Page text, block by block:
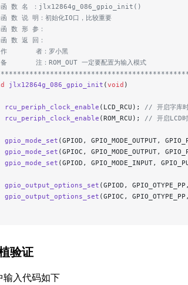
数 名 ：jlx12864g_086_gpio_init()
数 说 明：初始化IO口，比较重要
数 形 参：
数 返 回：
者：罗小黑
注：ROM_OUT 一定要配置为输入模式
jlx12864g_086_gpio_init (void )
rcu_periph_clock_enable
(LCD_RCU);
// 开启字库
rcu_periph_clock_enable
(ROM_RCU); // 开启LCD
gpio_mode_set
(GPIOD, GPIO_MODE_OUTPUT,
gpio_mode_set
(GPIOC, GPIO_MODE_OUTPUT,
gpio_mode_set
(GPIOD, GPIO_MODE_INPUT,
gpio_output_options_set
(GPIOD,
gpio_output_options_set
(GPIOC,
验证
输入代码如下